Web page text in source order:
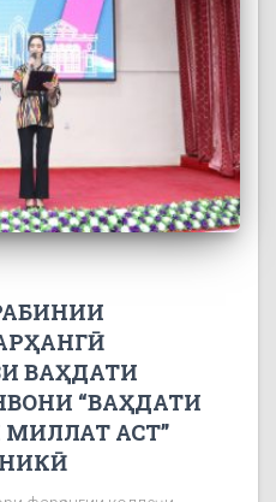
ВАҲДАТИ
“ВАҲДАТИ
АСТ”